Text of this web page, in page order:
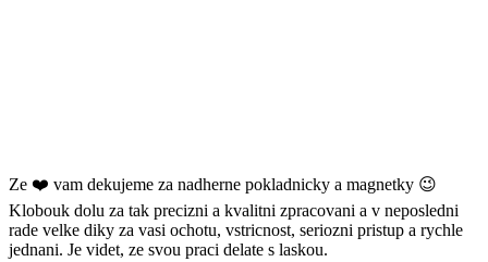
Ze ❤️ vam dekujeme za nadherne pokladnicky a magnetky 😉
Klobouk dolu za tak precizni a kvalitni zpracovani a v neposledni
rade velke diky za vasi ochotu, vstricnost, seriozni pristup a rychle
jednani. Je videt, ze svou praci delate s laskou.